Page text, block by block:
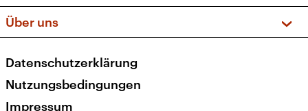
Apps
Newsletter
Veranstaltungen
Social Media
Über uns
Presse
Karriere
Datenschutzerklärung
Nutzungsbedingungen
Impressum